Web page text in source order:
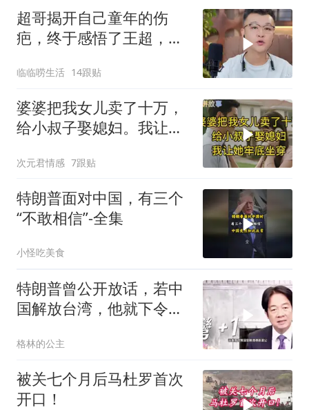
超哥揭开自己童年的伤
疤，终于感悟了王超，他
临临唠生活 14跟贴
婆婆把我女儿卖了十万，
给小叔子娶媳妇。我让她
次元君情感 7跟贴
特朗普面对中国，有三个
“不敢相信”-全集
小怪吃美食
特朗普曾公开放话，若中
国解放台湾，他就下令轰
格林的公主
被关七个月后马杜罗首次
开口！